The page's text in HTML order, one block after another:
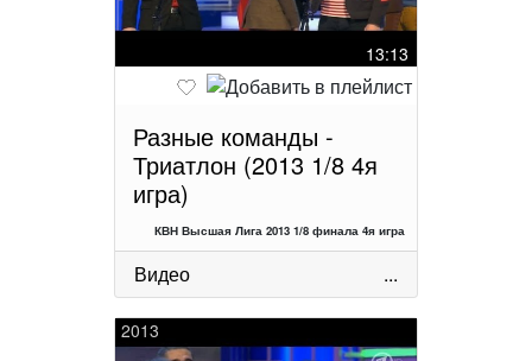
13:13
Разные команды -
Триатлон (2013 1/8 4я
игра)
КВН Высшая Лига 2013 1/8 финала 4я игра
Видео ...
2013